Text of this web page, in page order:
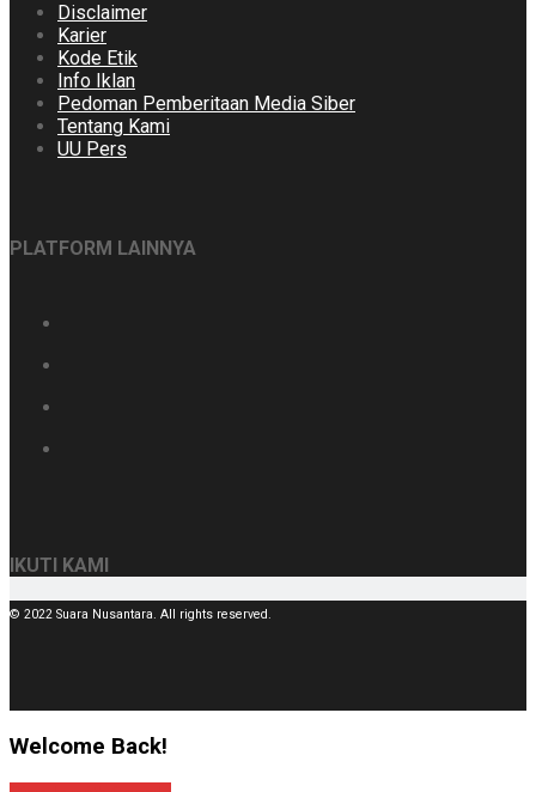
Disclaimer
Karier
Kode Etik
Info Iklan
Pedoman Pemberitaan Media Siber
Tentang Kami
UU Pers
PLATFORM LAINNYA
IKUTI KAMI
© 2022 Suara Nusantara. All rights reserved.
Welcome Back!